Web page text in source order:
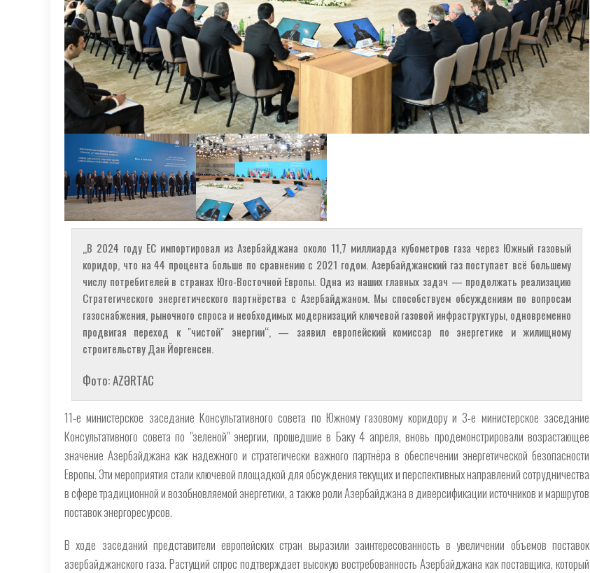
„В 2024 году ЕС импортировал из Азербайджана около 11,7 миллиарда кубометров газа через Южный газовый
коридор, что на 44 процента больше по сравнению с 2021 годом. Азербайджанский газ поступает всё большему
числу потребителей в странах Юго-Восточной Европы. Одна из наших главных задач — продолжать реализацию
Стратегического энергетического партнёрства с Азербайджаном. Мы способствуем обсуждениям по вопросам
газоснабжения, рыночного спроса и необходимых модернизаций ключевой газовой инфраструктуры, одновременно
продвигая переход к "чистой" энергии“, — заявил европейский комиссар по энергетике и жилищному
строительству Дан Йоргенсен.
Фото: AZƏRTAC
11-е министерское заседание Консультативного совета по Южному газовому коридору и 3-е министерское заседание
Консультативного совета по "зеленой" энергии, прошедшие в Баку 4 апреля, вновь продемонстрировали возрастающее
значение Азербайджана как надежного и стратегически важного партнёра в обеспечении энергетической безопасности
Европы. Эти мероприятия стали ключевой площадкой для обсуждения текущих и перспективных направлений сотрудничества
в сфере традиционной и возобновляемой энергетики, а также роли Азербайджана в диверсификации источников и маршрутов
поставок энергоресурсов.
В ходе заседаний представители европейских стран выразили заинтересованность в увеличении объемов поставок
азербайджанского газа. Растущий спрос подтверждает высокую востребованность Азербайджана как поставщика, который